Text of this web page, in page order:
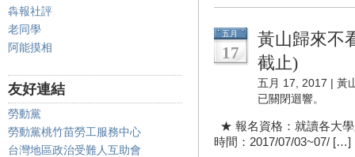
犇報社評
老同學
阿能摸相
友好連結
勞動黨
勞動黨桃竹苗勞工服務中心
台灣地區政治受難人互助會
五月
17
黃山歸來不
截止)
五月 17, 2017 | 黃
已關閉迴響。
★ 報名資格：就讀各大
時間：2017/07/03~07/ […]